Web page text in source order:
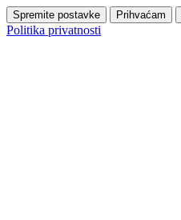
Spremite postavke Prihvaćam
Politika privatnosti